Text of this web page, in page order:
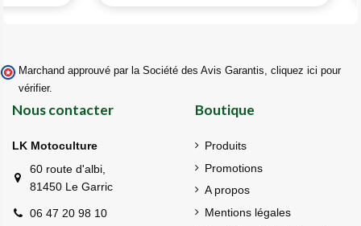
Marchand approuvé par la Société des Avis Garantis, cliquez ici pour
vérifier.
Nous contacter
LK Motoculture
60 route d'albi,
81450 Le Garric
06 47 20 98 10
Boutique
Produits
Promotions
A propos
Mentions légales